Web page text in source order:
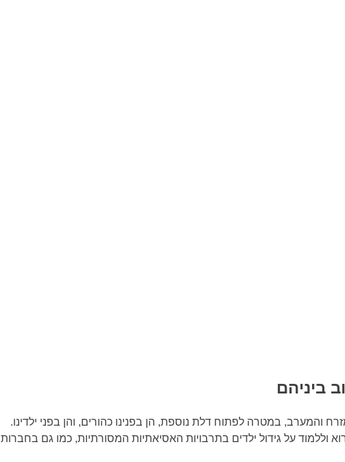
ביניהם
והמערב, במטרה לפתוח דלת נוספת, הן בפנינו כהורים, והן בפני ילדינו.
וללמוד על גידול ילדים בתרבויות האסיאתיות המסורתיות, כמו גם בחברות